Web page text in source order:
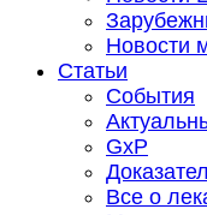
Новости
Статьи
События
GxP
Все о